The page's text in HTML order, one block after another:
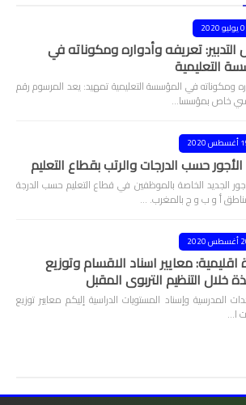
2020
تعريفه وأدواره ومكوناته في
التعليمية
ومكوناته في المؤسسة التعليمية تمهيد: يعد المرسوم رقم
2020
حسب الدرجات والرتب بقطاع التعليم
الجديد الخاصة بالموظفين في قطاع التعليم حسب الدرجة
أ و ب و ج بالمغرب. …
2020
معايير اسناد الاقسام وتوزيع
خلال التنظيم التربوي المقبل
المدرسية وإسناد المستويات الدراسية إليكم معايير توزيع
ا…